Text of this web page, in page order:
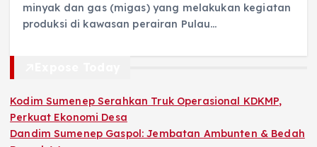
minyak dan gas (migas) yang melakukan kegiatan
produksi di kawasan perairan Pulau…
Kodim Sumenep Serahkan Truk Operasional KDKMP,
Perkuat Ekonomi Desa
Dandim Sumenep Gaspol: Jembatan Ambunten & Bedah